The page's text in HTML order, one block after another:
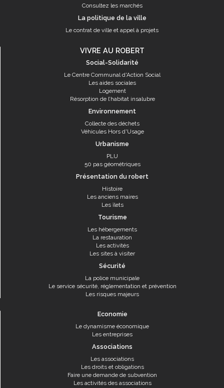
Consultez les marchés
La politique de la ville
Le contrat de ville et appel à projets
VIVRE AU ROBERT
Social-Solidarité
Le Centre Communal d'Action Social
Les aides sociales
Logement
Résorption de l’habitat insalubre
Environnement
Collecte des déchets
Véhicules Hors d'Usage
Urbanisme
PLU
50 pas géométriques
Présentation du robert
Histoire
Les anciens maires
Les îlets
Tourisme
Les hébergements
La restauration
Les activités
Les sites à visiter
Sécurité
La police municipale
Le service sécurité, réglementation et prévention
Les risques majeurs
Economie
Le dynamisme économique
Les entreprises
Associations
Les associations
Les droits et obligations
Faire une demande de subvention
Les activités des associations